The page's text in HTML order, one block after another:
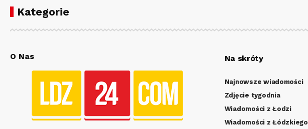
Kategorie
O Nas Na skróty
Najnowsze wiadomości
Zdjęcie tygodnia
Wiadomości z Łodzi
Wiadomości z Łódzkiego